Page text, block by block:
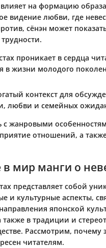
на формацию
видение любви, где
сёнэн может
проникает в сердца
в жизни молодого
контекст для
любви и семейных
с жанровыми
отношений, а
мир манги о
представляет собой
и культурные аспекты,
японской
также в традиции и
Рассмотрим, почему
читателям.